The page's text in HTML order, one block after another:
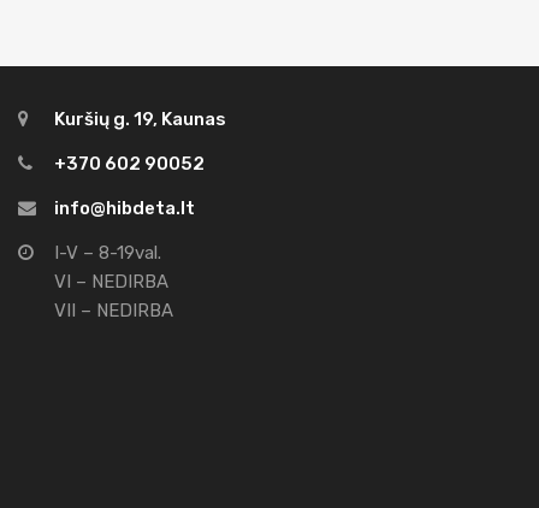
Kuršių g. 19, Kaunas
+370 602 90052
info@hibdeta.lt
I-V – 8-19val.
VI – NEDIRBA
VII – NEDIRBA